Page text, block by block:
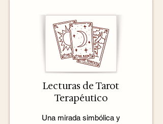
Lecturas de Tarot
Terapéutico
Una mirada simbólica y